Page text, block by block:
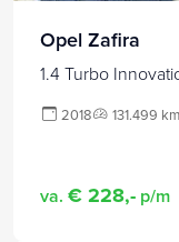
Opel Zafira
1.4 Turbo
2018 131.499 km
va. € 228,- p/m